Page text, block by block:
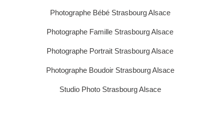
Photographe Bébé Strasbourg Alsace
Photographe Famille Strasbourg Alsace
Photographe Portrait Strasbourg Alsace
Photographe Boudoir Strasbourg Alsace
Studio Photo Strasbourg Alsace